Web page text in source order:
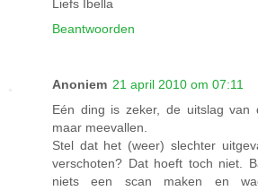
Liefs Ibella
Beantwoorden
Anoniem 21 april 2010 om 07:11
Eén ding is zeker, de uitslag van
maar meevallen.
Stel dat het (weer) slechter
verschoten? Dat hoeft toch niet.
niets een scan maken en